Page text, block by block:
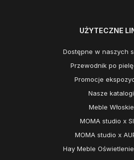
UŻYTECZNE
Dostępne w naszych
Przewodnik po
Promocje
Nasze katalogi
Meble Włoskie
MOMA studio x
MOMA studio x
Hay Meble